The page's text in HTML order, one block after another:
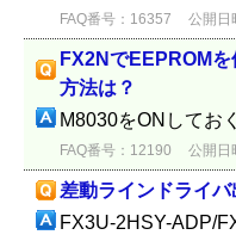
FAQ番号：16357 公開日
FX2NでEEPROM
方法は？
M8030をONしてお
FAQ番号：12190 公開日
差動ラインドライ
FX3U-2HSY-ADP/